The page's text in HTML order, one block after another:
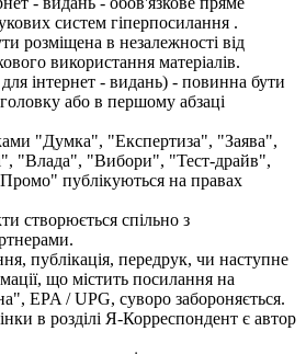
систем гіперпосилання .
розміщена в незалежності від
використання матеріалів.
інтернет - видань) - повинна бути
або в першому абзаці
"Думка", "Експертиза", "Заява",
"Влада", "Вибори", "Тест-драйв",
публікуються на правах
створюється спільно з
публікація, передрук, чи наступне
що містить посилання на
EPA / UPG, суворо забороняється.
в розділі Я-Корреспондент є автор